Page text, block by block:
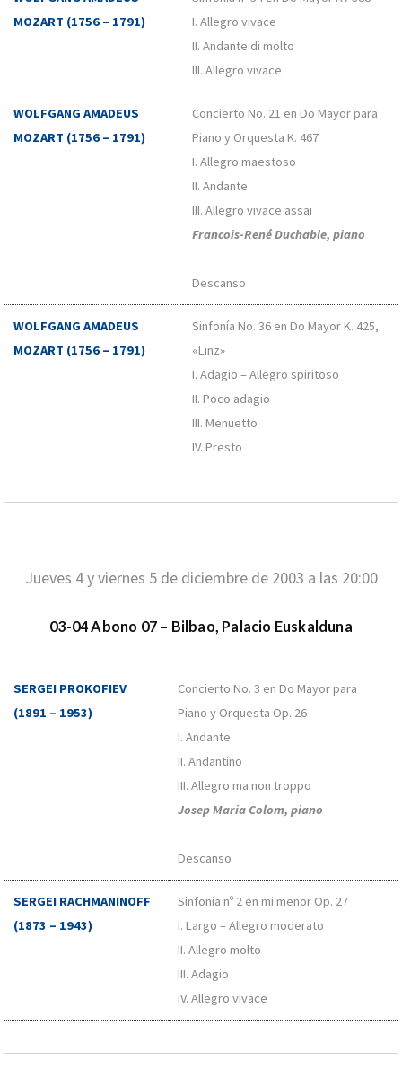
MOZART (1756 – 1791)
I. Allegro vivace
II. Andante di molto
III. Allegro vivace
WOLFGANG AMADEUS
MOZART (1756 – 1791)
Concierto No. 21 en Do Mayor para
Piano y Orquesta K. 467
I. Allegro maestoso
II. Andante
III. Allegro vivace assai
Francois-René Duchable, piano
Descanso
WOLFGANG AMADEUS
MOZART (1756 – 1791)
Sinfonía No. 36 en Do Mayor K. 425,
«Linz»
I. Adagio – Allegro spiritoso
II. Poco adagio
III. Menuetto
IV. Presto
Jueves 4 y viernes 5 de diciembre de 2003 a las 20:00
03-04 Abono 07 – Bilbao, Palacio Euskalduna
SERGEI PROKOFIEV
(1891 – 1953)
Concierto No. 3 en Do Mayor para
Piano y Orquesta Op. 26
I. Andante
II. Andantino
III. Allegro ma non troppo
Josep Maria Colom, piano
Descanso
SERGEI RACHMANINOFF
(1873 – 1943)
Sinfonía nº 2 en mi menor Op. 27
I. Largo – Allegro moderato
II. Allegro molto
III. Adagio
IV. Allegro vivace